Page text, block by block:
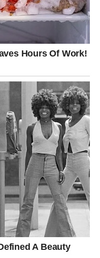
meri uspeh količinom
koju gradiš.
i jasniji
poboljšanje kroz
vremena i novca
periodu